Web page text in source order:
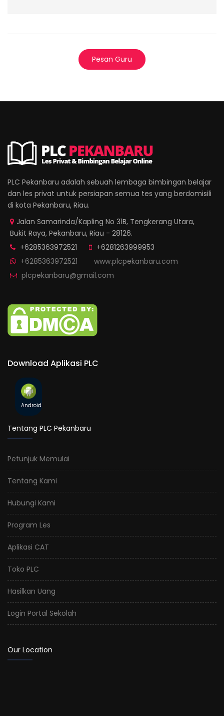
Pesan Guru
PLC Pekanbaru adalah sebuah lembaga bimbingan belajar
dan les privat untuk persiapan semua tes yang berdomisili
di kota Pekanbaru, Riau.
Jalan Samarinda/Kapling No 31B, Tengkerang Utara,
Bukit Raya, Pekanbaru, Riau - 28126.
+6285363972521
+6281263999953
+6285363972521
www.plcpekanbaru.com
plcpekanbaru@gmail.com
Download Aplikasi PLC
Android
Tentang PLC Pekanbaru
Petunjuk Memulai
Tentang Kami
Hubungi Kami
Program Les
Aplikasi CAT
Toko PLC
Hasilkan Uang
Login Portal Sekolah
Our Location